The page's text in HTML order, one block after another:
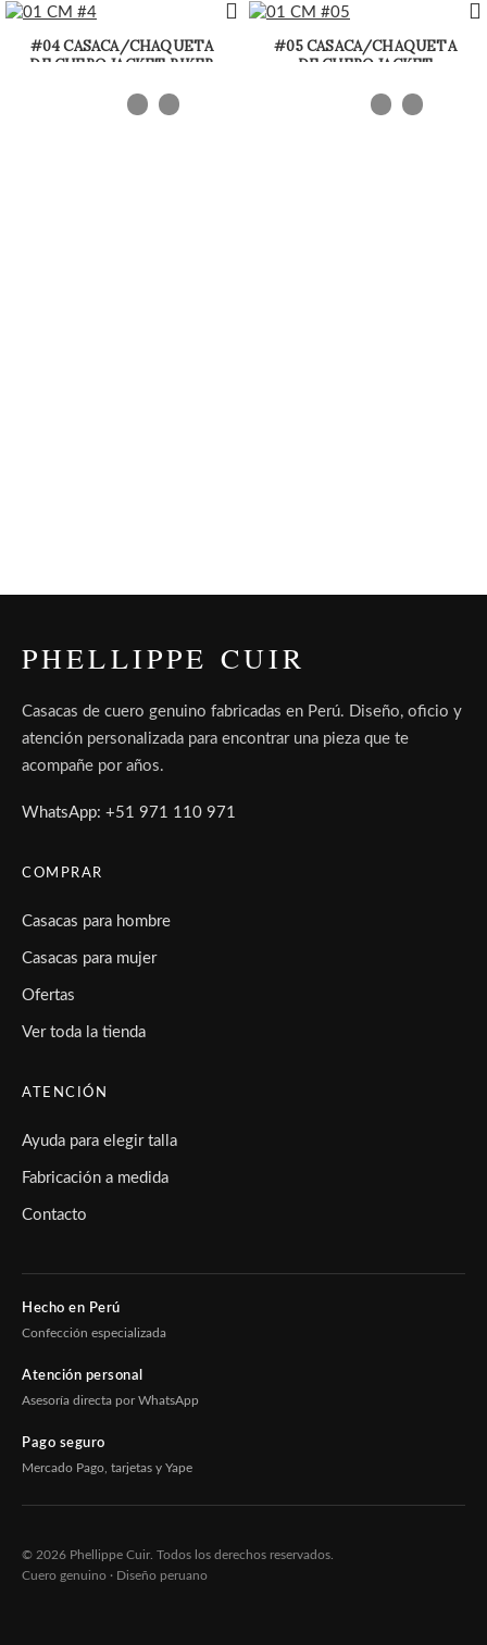
#04 CASACA/CHAQUETA
DE CUERO JACKET BIKER
#05 CASACA/CHAQUETA
DE CUERO JACKET
PHELLIPPE CUIR
Casacas de cuero genuino fabricadas en Perú. Diseño, oficio y
atención personalizada para encontrar una pieza que te
acompañe por años.
WhatsApp: +51 971 110 971
COMPRAR
Casacas para hombre
Casacas para mujer
Ofertas
Ver toda la tienda
ATENCIÓN
Ayuda para elegir talla
Fabricación a medida
Contacto
Hecho en Perú
Confección especializada
Atención personal
Asesoría directa por WhatsApp
Pago seguro
Mercado Pago, tarjetas y Yape
© 2026 Phellippe Cuir. Todos los derechos reservados.
Cuero genuino · Diseño peruano